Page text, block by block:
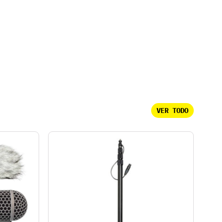
VER TODO